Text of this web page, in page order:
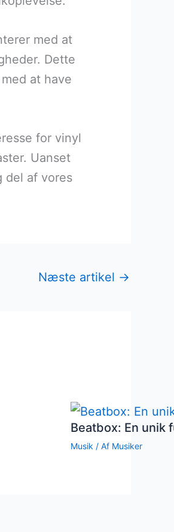
med at
Dette
at have
for vinyl
Uanset
del af vores
Næste artikel →
Beatbox: En unik
Musik / Af Musiker